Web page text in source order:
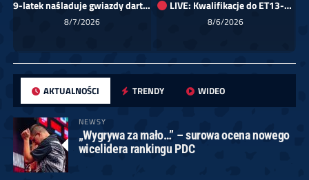
9-latek naśladuje gwiazdy darta!
8/7/2026
LIVE: Kwalifikacje do ET13-14 dla Europy Wschodniej
8/6/2026
AKTUALNOŚCI TRENDY WIDEO
NEWSY
„Wygrywa za mało…” – surowa ocena nowego
wicelidera rankingu PDC